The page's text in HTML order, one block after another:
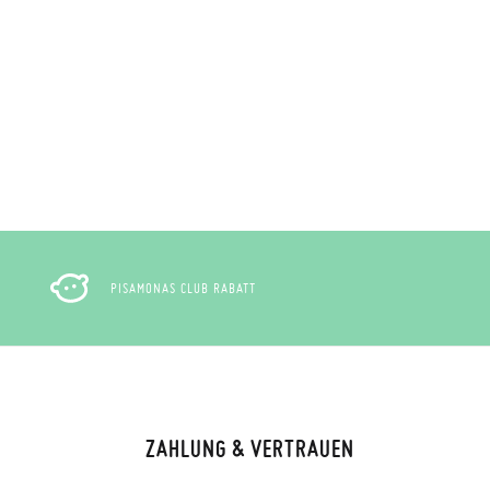
Sie ganz einfach eine kostenlose
PISAMONAS CLUB RABATT
ZAHLUNG & VERTRAUEN